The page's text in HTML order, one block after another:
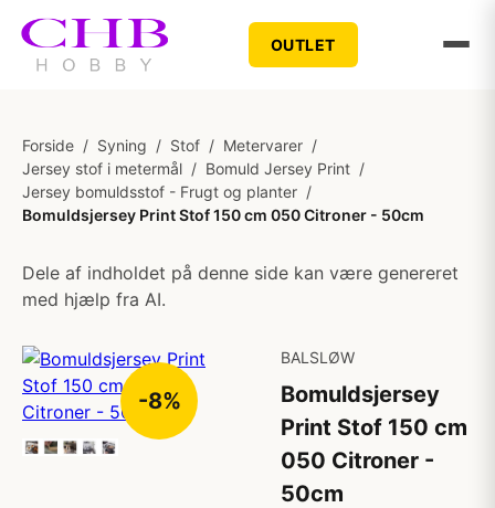
OUTLET
Forside / Syning / Stof / Metervarer /
Jersey stof i metermål / Bomuld Jersey Print /
Jersey bomuldsstof - Frugt og planter /
Bomuldsjersey Print Stof 150 cm 050 Citroner - 50cm
Dele af indholdet på denne side kan være genereret
med hjælp fra AI.
-8%
BALSLØW
Bomuldsjersey
Print Stof 150 cm
050 Citroner -
50cm